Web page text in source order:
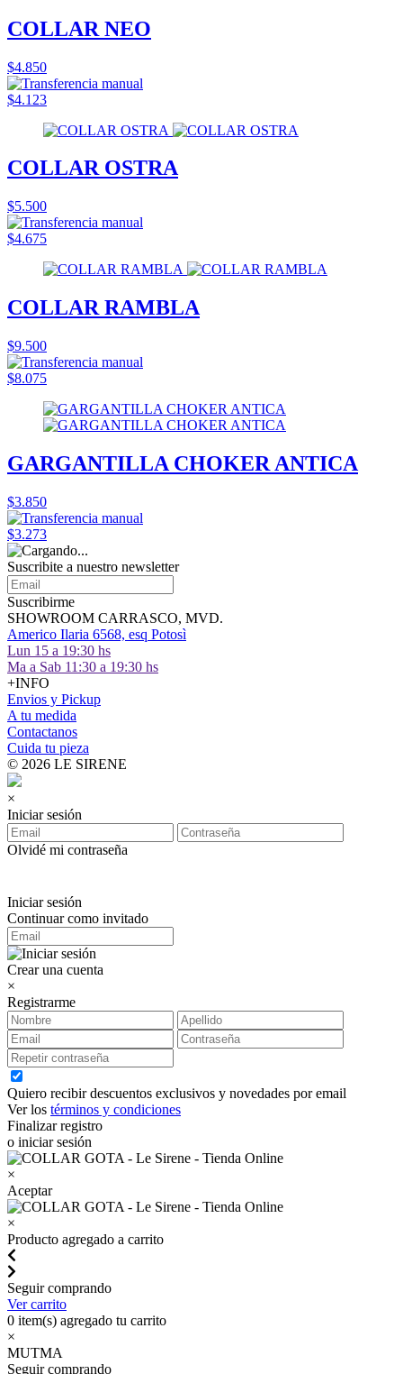
COLLAR NEO
$4.850
$4.123
COLLAR OSTRA
$5.500
$4.675
COLLAR RAMBLA
$9.500
$8.075
GARGANTILLA CHOKER ANTICA
$3.850
$3.273
Suscribite a nuestro newsletter
Suscribirme
SHOWROOM CARRASCO, MVD.
Americo Ilaria 6568, esq Potosì
Lun 15 a 19:30 hs
Ma a Sab 11:30 a 19:30 hs
+INFO
Envios y Pickup
A tu medida
Contactanos
Cuida tu pieza
© 2026 LE SIRENE
×
Iniciar sesión
Olvidé mi contraseña
Iniciar sesión
Continuar como invitado
Crear una cuenta
×
Registrarme
Quiero recibir descuentos exclusivos y novedades por email
Ver los términos y condiciones
Finalizar registro
o iniciar sesión
×
Aceptar
×
Producto agregado a carrito
Seguir comprando
Ver carrito
0 item(s) agregado tu carrito
×
MUTMA
Seguir comprando